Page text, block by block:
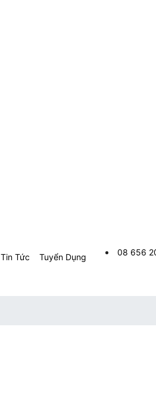
Tin Tức Tuyển Dụng 08 656